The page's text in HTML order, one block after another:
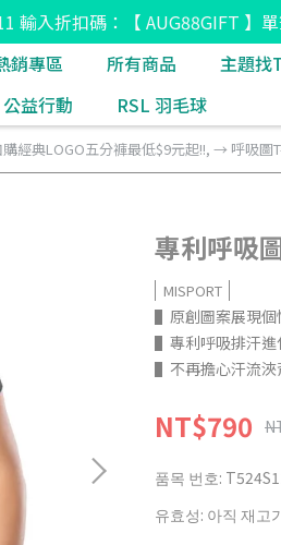
輸入折扣碼：【 AUG88GIFT 】單
銷專區 所有商品 主題找
公益行動
RSL 羽毛球
經典LOGO五分褲最低$9元起!!, → 呼吸圖
專利呼吸
MISPORT
▌原創圖案展現個
▌專利呼吸排汗進
▌不再擔心汗流浹
NT$790
품목 번호:
유효성: 아직 재고